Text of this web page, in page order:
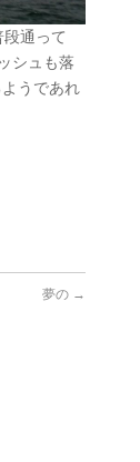
通って
シュも落
うであれ
夢の →